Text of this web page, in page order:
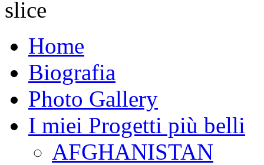
Home
Biografia
Photo Gallery
I miei Progetti più belli
AFGHANISTAN